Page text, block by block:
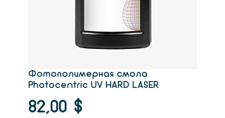
Фотополимерная смола
Photocentric UV HARD LASER
82,00 $Цена